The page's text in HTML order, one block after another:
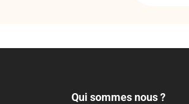
Qui sommes nous ?